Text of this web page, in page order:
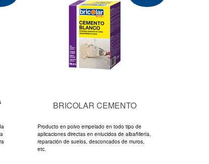
BRICOLAR CEMENTO
Producto en polvo empelado en todo tipo de
aplicaciones directas en enlucidos de albañilería,
reparación de suelos, desconcados de muros,
etc.